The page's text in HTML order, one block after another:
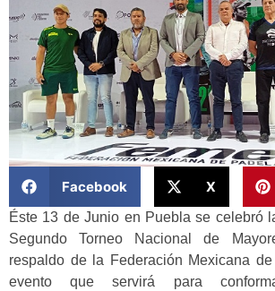
Facebook X
Éste 13 de Junio en Puebla se celebró
Segundo Torneo Nacional de
respaldo de la Federación Mexicana
evento que servirá para